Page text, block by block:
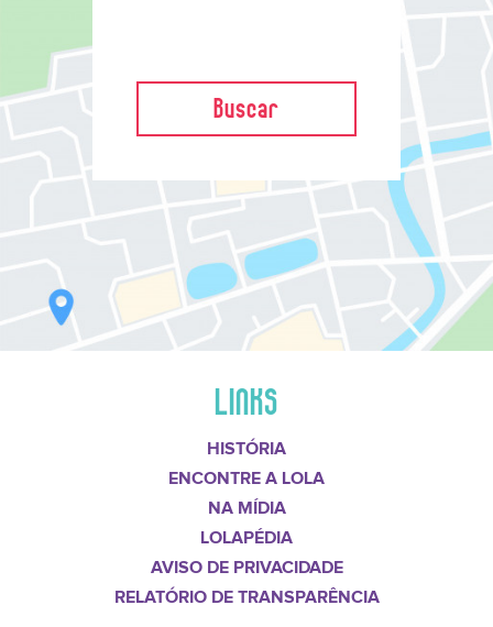
Buscar
LINKS
HISTÓRIA
ENCONTRE A LOLA
NA MÍDIA
LOLAPÉDIA
AVISO DE PRIVACIDADE
RELATÓRIO DE TRANSPARÊNCIA